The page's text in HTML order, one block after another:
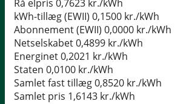
Rå elpris 0,7623 kr./kWh
kWh-tillæg (EWII) 0,1500 kr./kWh
Abonnement (EWII) 0,0000 kr./kWh
Netselskabet0,4899 kr./kWh
Energinet0,2021 kr./kWh
Staten 0,0100 kr./kWh
Samlet fast tillæg0,8520 kr./kWh
Samlet pris 1,6143 kr./kWh